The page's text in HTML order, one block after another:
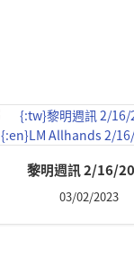
黎明週訊 2/16/
03/02/2023